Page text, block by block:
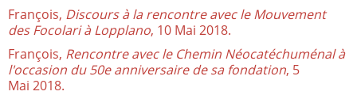
François, Discours à la rencontre avec le Mouvement
des Focolari à Lopplano, 10 Mai 2018.
François, Rencontre avec le Chemin Néocatéchuménal à
l'occasion du 50e anniversaire de sa fondation, 5
Mai 2018.